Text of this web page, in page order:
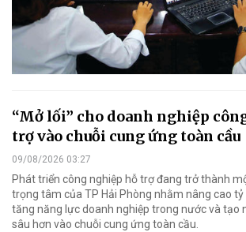
“Mở lối” cho doanh nghiệp
trợ vào chuỗi cung ứng toàn cầu
09/08/2026 03:27
Phát triển công nghiệp hỗ trợ đang trở thành
trọng tâm của TP Hải Phòng nhằm nâng cao tỷ
tăng năng lực doanh nghiệp trong nước và tạo
sâu hơn vào chuỗi cung ứng toàn cầu.